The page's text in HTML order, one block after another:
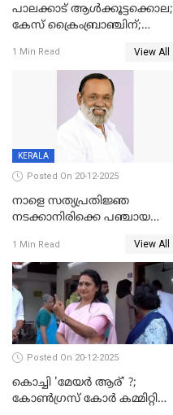
പാലക്കാട് ആൾക്കൂട്ടക്കൊല;
കേസ് ക്രൈംബ്രാഞ്ചിന്;
അന്വേഷിക്കും
1 Min Read View All
KERALA
Posted On 20-12-2025
നാളെ സത്യപ്രതിജ്ഞ
നടക്കാനിരിക്കെ പഞ്ചായത്ത്
1 Min Read View All
Posted On 20-12-2025
കൊച്ചി 'മേയർ ആര്' ?;
കോണ്‍ഗ്രസ് കോര്‍ കമ്മിറ്റി